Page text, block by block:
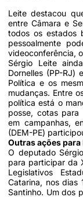
Leite destacou
entre Câmara e
todos os estados
pessoalmente
videoconferência,
Sérgio Leite
Dornelles (PP-RJ)
Política e os
mudanças. Entre
política está o
posse, cotas para
em campanhas,
(DEM-PE)
Outras ações para
O deputado
para participar da
Legislativos
Catarina, nos dias
Santinho. Um dos